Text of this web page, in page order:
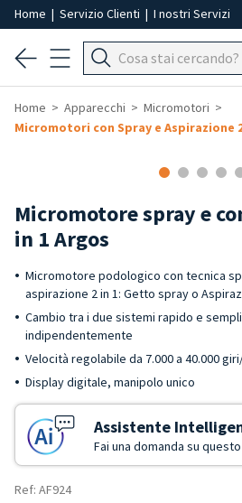
Home | Servizio Clienti | I nostri Servizi
Home Apparecchi
Micromotori
Micromotori con Spray e Aspirazione
Micromotore spray e
in 1 Argos
Micromotore podologico con tecnica
aspirazione 2 in 1: Getto spray o
Cambio tra i due sistemi rapido e
indipendentemente
Velocità regolabile da 7.000 a 40.000
Display digitale, manipolo unico
Assistente
Fai una domanda su
Ref: AF924